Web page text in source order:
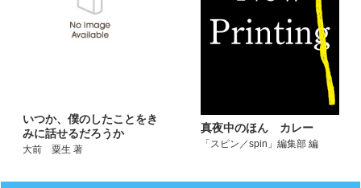
いつか、僕のしたことをき
みに話せるだろうか
大前 粟生 著
真夜中のほん カレー
「スピン／spin」編集部 編